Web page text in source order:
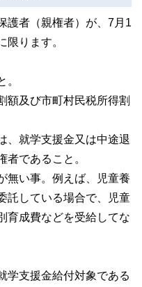
護者（親権者）が、7月1
限ります。
。
額及び市町村民税所得割
、就学支援金又は中途退
者であること。
無い事。例えば、児童養
託している場合で、児童
育成費などを受給してな
学支援金給付対象である